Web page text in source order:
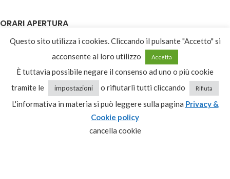
ORARI APERTURA
Lunedì – Venerdì
09:00-13:00
15:30-19:30
Sabato 09:00-13:00
Questo sito utilizza i cookies. Cliccando il pulsante "Accetto" si
acconsente al loro utilizzo
Accetta
È tuttavia possibile negare il consenso ad uno o più cookie
tramite le
impostazioni o rifiutarli tutti cliccando Rifiuta
L'informativa in materia si può leggere sulla pagina Privacy &
Cookie policy
cancella cookie